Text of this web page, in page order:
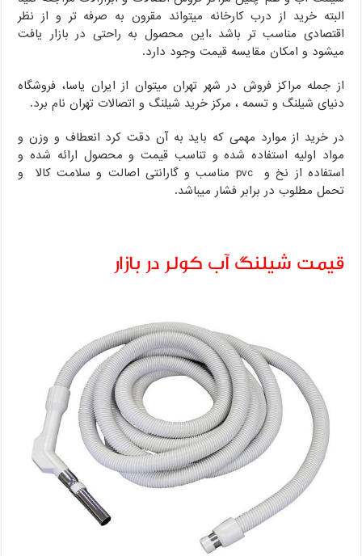
البته خرید از درب کارخانه میتواند مقرون به صرفه تر و از نظر
اقتصادی مناسب تر باشد ،این محصول به راحتی در بازار یافت
میشود و امکان مقایسه قیمت وجود دارد.
از جمله مراکز فروش در شهر تهران میتوان از ایران یاسا، فروشگاه
دنیای شیلنگ و تسمه ، مرکز خرید شیلنگ و اتصالات تهران نام برد.
در خرید از موارد مهمی که باید به آن دقت کرد انعطاف و وزن و
مواد اولیه استفاده شده و تناسب قیمت و محصول ارائه شده و
استفاده از نخ و pvc مناسب و گارانتی اصالت و سلامت کالا و
تحمل مطلوب در برابر فشار میباشد.
قیمت شیلنگ آب کولر در بازار